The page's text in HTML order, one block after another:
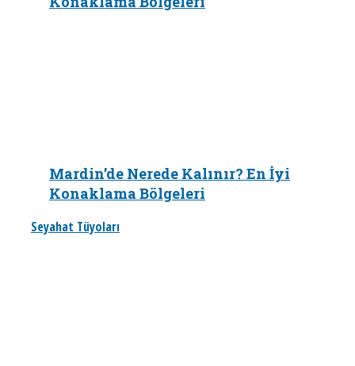
Mardin’de Nerede Kalınır? En İyi
Konaklama Bölgeleri
Seyahat Tüyoları